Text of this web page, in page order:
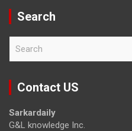
Search
r
Contact US
Sarkardaily
G&L knowledge Inc.